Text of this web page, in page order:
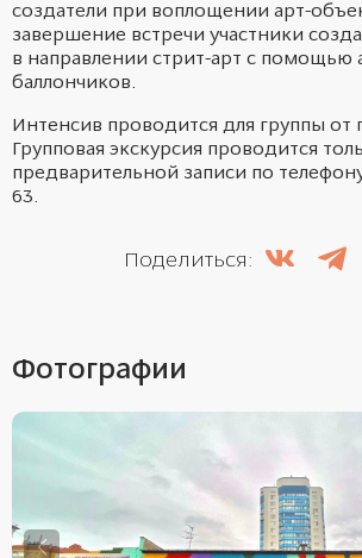
создатели при воплощении арт-
завершение встречи участники
в направлении стрит-арт с помощью
баллончиков.
Интенсив проводится для группы от
Групповая экскурсия проводится
предварительной записи по
63.
Поделиться:
Фотографии